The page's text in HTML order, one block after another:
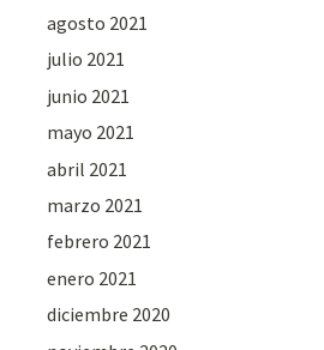
agosto 2021
julio 2021
junio 2021
mayo 2021
abril 2021
marzo 2021
febrero 2021
enero 2021
diciembre 2020